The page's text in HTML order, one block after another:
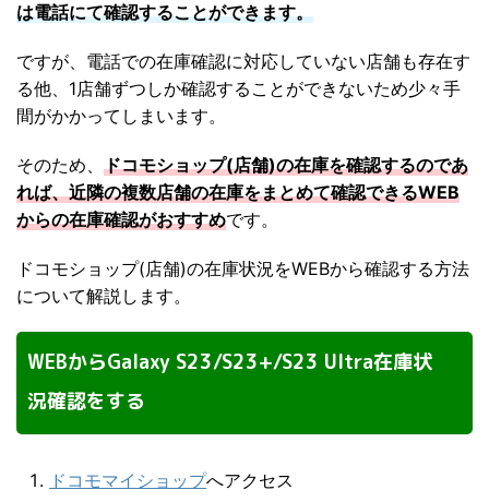
は電話にて確認することができます。
ですが、電話での在庫確認に対応していない店舗も存在す
る他、1店舗ずつしか確認することができないため少々手
間がかかってしまいます。
そのため、 ドコモショップ(店舗)の在庫を確認するのであ
れば、近隣の複数店舗の在庫をまとめて確認できるWEB
からの在庫確認がおすすめです。
ドコモショップ(店舗)の在庫状況をWEBから確認する方法
について解説します。
WEBからGalaxy S23/S23+/S23 Ultra在庫状
況確認をする
ドコモマイショップへアクセス